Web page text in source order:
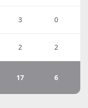
3 0
2 2
17 6